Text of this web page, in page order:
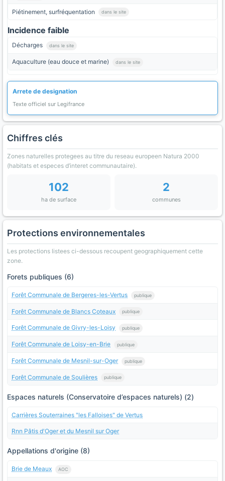
Piétinement, surfréquentation dans le site
Incidence faible
Décharges dans le site
Aquaculture (eau douce et marine) dans le site
Arrete de designation
Texte officiel sur Legifrance
Chiffres clés
Zones naturelles protegees au titre du reseau europeen Natura 2000
(habitats et especes d’interet communautaire).
102
ha de surface
2
communes
Protections environnementales
Les protections listees ci-dessous recoupent geographiquement cette
zone.
Forets publiques (6)
Forêt Communale de Bergeres-les-Vertus publique
Forêt Communale de Blancs Coteaux publique
Forêt Communale de Givry-les-Loisy publique
Forêt Communale de Loisy-en-Brie publique
Forêt Communale de Mesnil-sur-Oger publique
Forêt Communale de Soulières publique
Espaces naturels (Conservatoire d’espaces naturels) (2)
Carrières Souterraines "les Falloises" de Vertus
Rnn Pâtis d'Oger et du Mesnil sur Oger
Appellations d'origine (8)
Brie de Meaux AOC